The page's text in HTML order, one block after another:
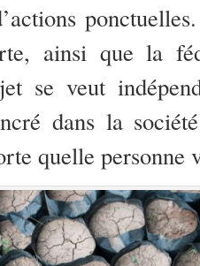
ainsi que la
se veut
dans la
quelle